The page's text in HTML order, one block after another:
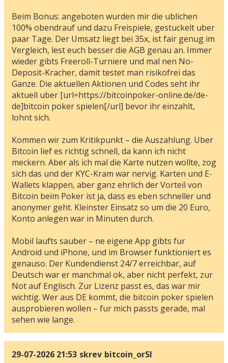
Beim Bonus: angeboten wurden mir die ublichen
100% obendrauf und dazu Freispiele, gestuckelt uber
paar Tage. Der Umsatz liegt bei 35x, ist fair genug im
Vergleich, lest euch besser die AGB genau an. Immer
wieder gibts Freeroll-Turniere und mal nen No-
Deposit-Kracher, damit testet man risikofrei das
Ganze. Die aktuellen Aktionen und Codes seht ihr
aktuell uber [url=https://bitcoinpoker-online.de/de-
de]bitcoin poker spielen[/url] bevor ihr einzahlt,
lohnt sich.
Kommen wir zum Kritikpunkt – die Auszahlung. Uber
Bitcoin lief es richtig schnell, da kann ich nicht
meckern. Aber als ich mal die Karte nutzen wollte, zog
sich das und der KYC-Kram war nervig. Karten und E-
Wallets klappen, aber ganz ehrlich der Vorteil von
Bitcoin beim Poker ist ja, dass es eben schneller und
anonymer geht. Kleinster Einsatz so um die 20 Euro,
Konto anlegen war in Minuten durch.
Mobil laufts sauber – ne eigene App gibts fur
Android und iPhone, und im Browser funktioniert es
genauso. Der Kundendienst 24/7 erreichbar, auf
Deutsch war er manchmal ok, aber nicht perfekt, zur
Not auf Englisch. Zur Lizenz passt es, das war mir
wichtig. Wer aus DE kommt, die bitcoin poker spielen
ausprobieren wollen – fur mich passts gerade, mal
sehen wie lange.
29-07-2026 21:53 skrev bitcoin_orSl